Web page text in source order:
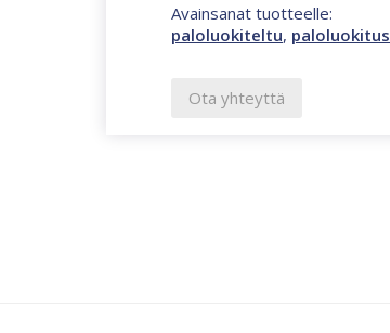
Avainsanat tuotteelle:
paloluokiteltu, paloluokitus
Ota yhteyttä